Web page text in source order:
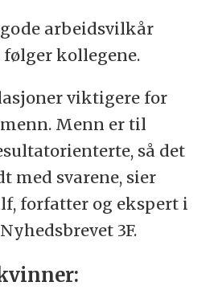
arbeidsvilkår
kollegene.
viktigere for
Menn er til
så det
med svarene, sier
forfatter og ekspert i
3F.